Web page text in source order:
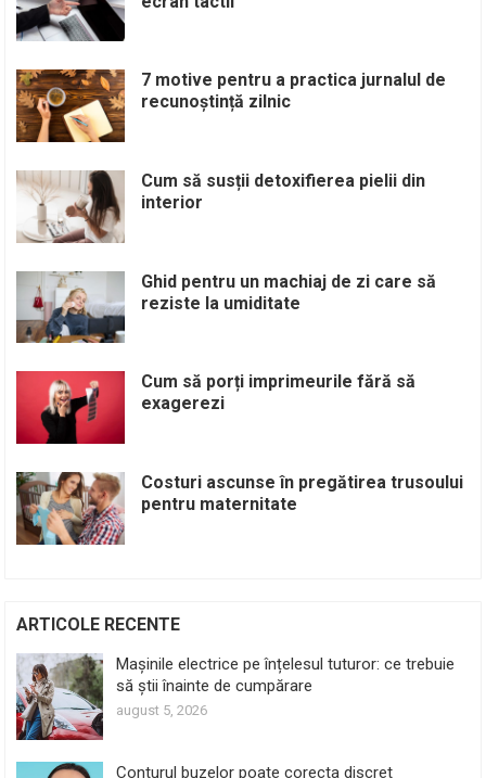
7 motive pentru a practica jurnalul de
recunoștință zilnic
Cum să susții detoxifierea pielii din
interior
Ghid pentru un machiaj de zi care să
reziste la umiditate
Cum să porți imprimeurile fără să
exagerezi
Costuri ascunse în pregătirea trusoului
pentru maternitate
ARTICOLE RECENTE
Mașinile electrice pe înțelesul tuturor: ce trebuie
să știi înainte de cumpărare
august 5, 2026
Conturul buzelor poate corecta discret